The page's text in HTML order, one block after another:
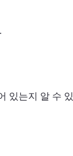
있는지 알 수 있